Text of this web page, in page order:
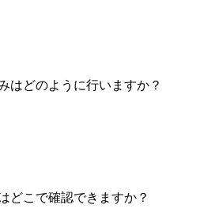
はどのように行いますか？
どこで確認できますか？